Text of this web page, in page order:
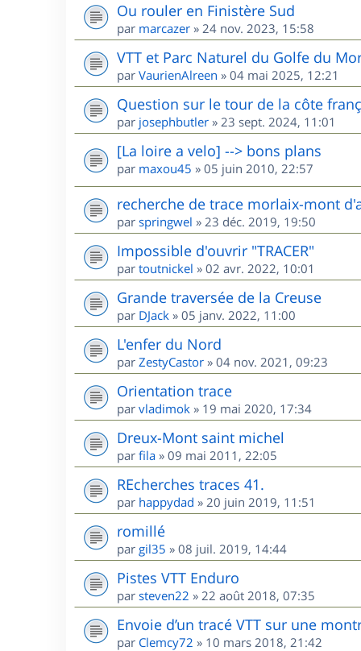
Ou rouler en Finistère Sud
par marcazer » 24 nov. 2023, 15:58
VTT et Parc Naturel du Golfe du
par VaurienAlreen » 04 mai 2025, 12:21
Question sur le tour de la côte
par josephbutler » 23 sept. 2024, 11:01
[La loire a velo] --> bons plans
par maxou45 » 05 juin 2010, 22:57
recherche de trace morlaix-mont
par springwel » 23 déc. 2019, 19:50
Impossible d'ouvrir "TRACER"
par toutnickel » 02 avr. 2022, 10:01
Grande traversée de la Creuse
par DJack » 05 janv. 2022, 11:00
L'enfer du Nord
par ZestyCastor » 04 nov. 2021, 09:23
Orientation trace
par vladimok » 19 mai 2020, 17:34
Dreux-Mont saint michel
par fila » 09 mai 2011, 22:05
REcherches traces 41.
par happydad » 20 juin 2019, 11:51
romillé
par gil35 » 08 juil. 2019, 14:44
Pistes VTT Enduro
par steven22 » 22 août 2018, 07:35
Envoie d’un tracé VTT sur une
par Clemcy72 » 10 mars 2018, 21:42